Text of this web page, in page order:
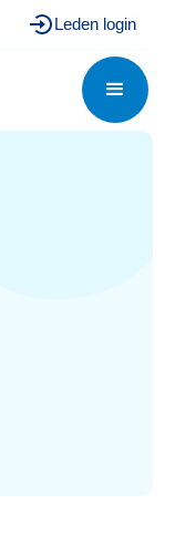
Leden login